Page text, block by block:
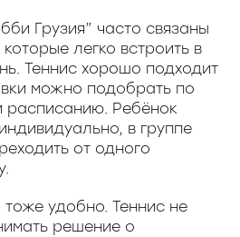
Грузия” часто связаны
легко встроить в
Теннис хорошо подходит
можно подобрать по
расписанию. Ребёнок
в группе
от одного
удобно. Теннис не
решение о